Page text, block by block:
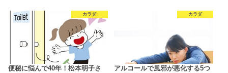
カラダ
便秘に悩んで40年！松本明子さ
カラダ
アルコールで風邪が悪化する5つ